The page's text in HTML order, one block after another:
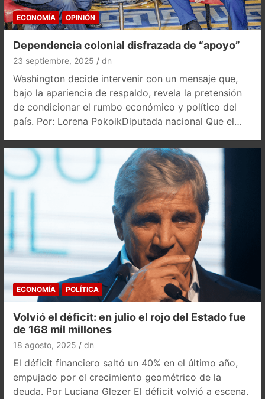
ECONOMÍA OPINIÓN
Dependencia colonial disfrazada de “apoyo”
23 septiembre, 2025 dn
Washington decide intervenir con un mensaje que,
bajo la apariencia de respaldo, revela la pretensión
de condicionar el rumbo económico y político del
país. Por: Lorena PokoikDiputada nacional Que el…
ECONOMÍA POLÍTICA
Volvió el déficit: en julio el rojo del Estado fue
de 168 mil millones
18 agosto, 2025 dn
El déficit financiero saltó un 40% en el último año,
empujado por el crecimiento geométrico de la
deuda. Por Luciana Glezer El déficit volvió a escena.